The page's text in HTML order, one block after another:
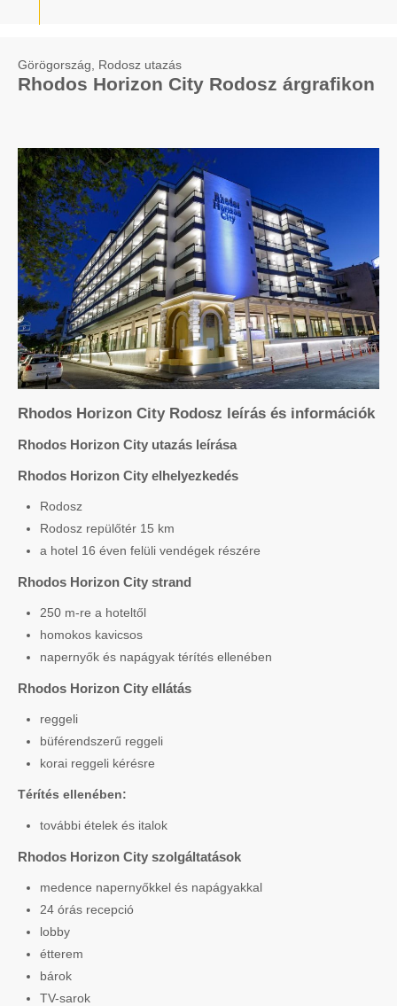
Görögország, Rodosz utazás
Rhodos Horizon City Rodosz árgrafikon
Rhodos Horizon City Rodosz leírás és információk
Rhodos Horizon City utazás leírása
Rhodos Horizon City elhelyezkedés
Rodosz
Rodosz repülőtér 15 km
a hotel 16 éven felüli vendégek részére
Rhodos Horizon City strand
250 m-re a hoteltől
homokos kavicsos
napernyők és napágyak térítés ellenében
Rhodos Horizon City ellátás
reggeli
büférendszerű reggeli
korai reggeli kérésre
Térítés ellenében:
további ételek és italok
Rhodos Horizon City szolgáltatások
medence napernyőkkel és napágyakkal
24 órás recepció
lobby
étterem
bárok
TV-sarok